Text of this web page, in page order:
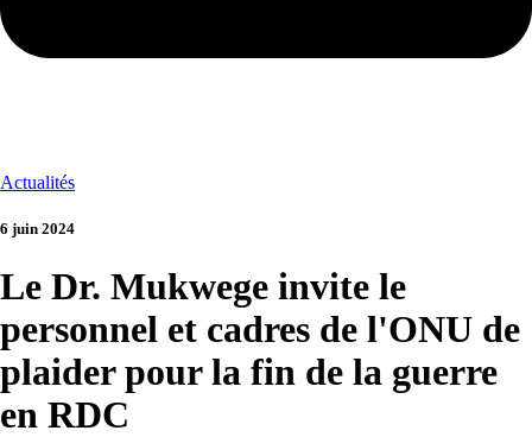
Actualités
6 juin 2024
Le Dr. Mukwege invite le
personnel et cadres de l'ONU de
plaider pour la fin de la guerre
en RDC